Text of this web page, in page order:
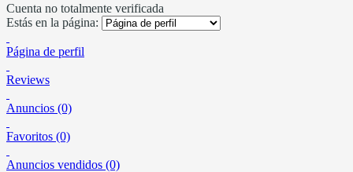
Cuenta no totalmente verificada
Estás en la página:
Página de perfil
Reviews
Anuncios (0)
Favoritos (0)
Anuncios vendidos (0)